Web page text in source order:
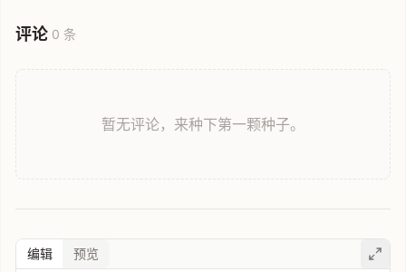
评论 0 条
暂无评论，来种下第一颗种子。
编辑 预览